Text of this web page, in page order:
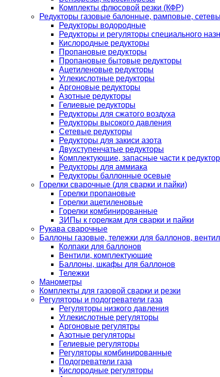
Комплекты флюсовой резки (КФР)
Редукторы газовые балонные, рамповые,
Редукторы водородные
Редукторы и регуляторы специального
Кислородные редукторы
Пропановые редукторы
Пропановые бытовые редукторы
Ацетиленовые редукторы
Углекислотные редукторы
Аргоновые редукторы
Азотные редукторы
Гелиевые редукторы
Редукторы для сжатого воздуха
Редукторы высокого давления
Сетевые редукторы
Редукторы для закиси азота
Двухступенчатые редукторы
Комплектующие, запасные части к
Редукторы для аммиака
Редукторы баллонные осевые
Горелки сварочные (для сварки и пайки)
Горелки пропановые
Горелки ацетиленовые
Горелки комбинированные
ЗИПы к горелкам для сварки и пайки
Рукава сварочные
Баллоны газовые, тележки для баллонов,
Колпаки для баллонов
Вентили, комплектующие
Баллоны, шкафы для баллонов
Тележки
Манометры
Комплекты для газовой сварки и резки
Регуляторы и подогреватели газа
Регуляторы низкого давления
Углекислотные регуляторы
Аргоновые регулятры
Азотные регуляторы
Гелиевые регуляторы
Регуляторы комбинированные
Подогреватели газа
Кислородные регуляторы